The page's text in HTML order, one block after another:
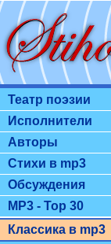
Театр поэзии
Исполнители
Авторы
Стихи в mp3
Обсуждения
MP3 - Top 30
Классика в mp3